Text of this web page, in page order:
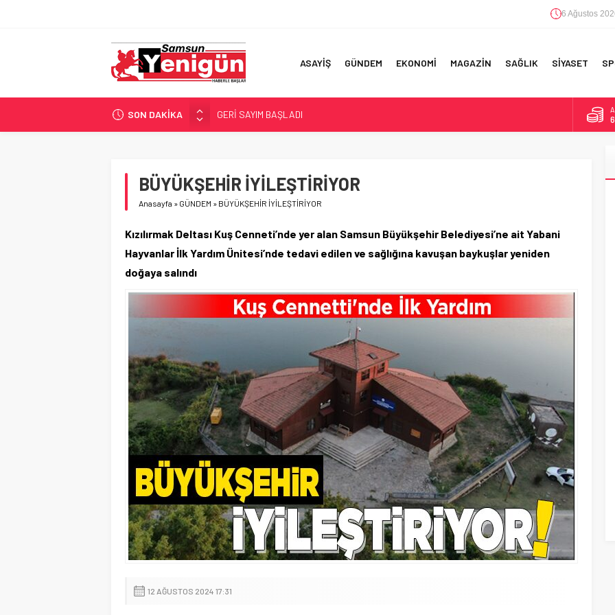
6 Ağustos
ASAYİŞ GÜNDEM EKONOMİ MAGAZİN SAĞLIK SİYASET
SON DAKİKA
GERİ SAYIM BAŞLADI
SAMSUNSPOR’DA HEDEF 5’İNCİLİK!
İŞTE FINDIK FİYATI!
YÖNETİCİ SEÇERKEN YAPILAN EN BÜYÜK HATALAR
BÜYÜKŞEHİR İYİLEŞTİRİYOR
Anasayfa » GÜNDEM » BÜYÜKŞEHİR İYİLEŞTİRİYOR
Kızılırmak Deltası Kuş Cenneti’nde yer alan Samsun Büyükşehir Belediyesi’ne ait Yabani
Hayvanlar İlk Yardım Ünitesi’nde tedavi edilen ve sağlığına kavuşan baykuşlar yeniden
doğaya salındı
12 AĞUSTOS 2024 17:31